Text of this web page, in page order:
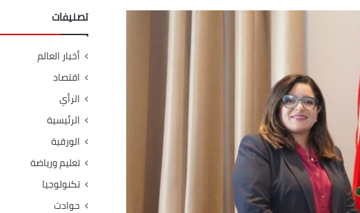
تصنيفات
أخبار العالم
اقتصاد
الرأي
الرئيسية
الورقية
تعليم ورياضة
تكنولوجيا
حوادث